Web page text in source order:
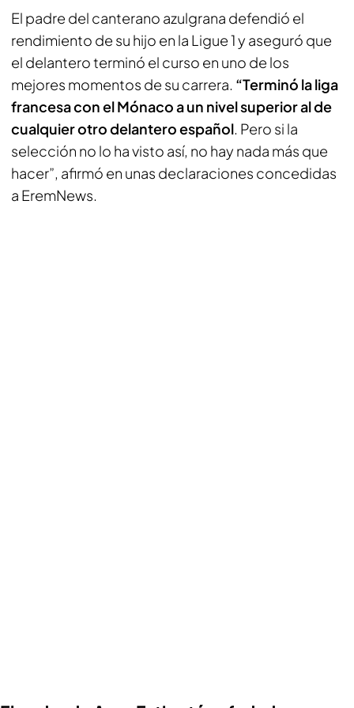
El padre del canterano azulgrana defendió el
rendimiento de su hijo en la Ligue 1 y aseguró que
el delantero terminó el curso en uno de los
mejores momentos de su carrera. “Terminó la liga
francesa con el Mónaco a un nivel superior al de
cualquier otro delantero español. Pero si la
selección no lo ha visto así, no hay nada más que
hacer”, afirmó en unas declaraciones concedidas
a EremNews.